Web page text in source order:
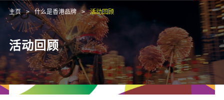
主页 什么是香港品牌 活动回顾
活动回顾